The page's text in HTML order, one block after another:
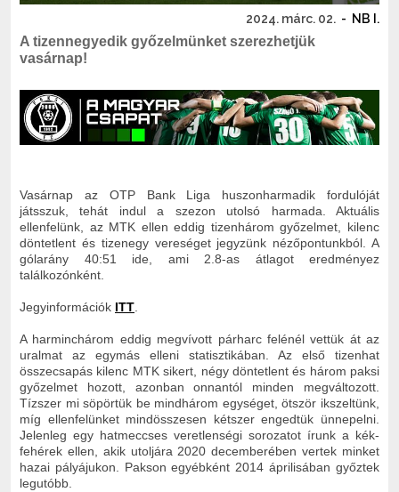
2024. márc. 02. - NB I.
A tizennegyedik győzelmünket szerezhetjük
vasárnap!
Vasárnap az OTP Bank Liga huszonharmadik fordulóját
játsszuk, tehát indul a szezon utolsó harmada. Aktuális
ellenfelünk, az MTK ellen eddig tizenhárom győzelmet, kilenc
döntetlent és tizenegy vereséget jegyzünk nézőpontunkból. A
gólarány 40:51 ide, ami 2.8-as átlagot eredményez
találkozónként.
Jegyinformációk ITT.
A harminchárom eddig megvívott párharc felénél vettük át az
uralmat az egymás elleni statisztikában. Az első tizenhat
összecsapás kilenc MTK sikert, négy döntetlent és három paksi
győzelmet hozott, azonban onnantól minden megváltozott.
Tízszer mi söpörtük be mindhárom egységet, ötször ikszeltünk,
míg ellenfelünket mindösszesen kétszer engedtük ünnepelni.
Jelenleg egy hatmeccses veretlenségi sorozatot írunk a kék-
fehérek ellen, akik utoljára 2020 decemberében vertek minket
hazai pályájukon. Pakson egyébként 2014 áprilisában győztek
legutóbb.